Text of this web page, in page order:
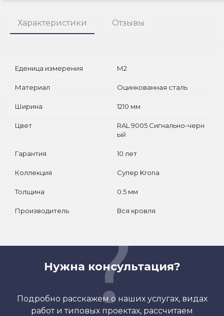
Характеристики Отзывы
Еденица измерения М2
Материал Оцинкованная сталь
Ширина 1210 мм
Цвет
RAL 9005 Сигнально-черн
ый
Гарантия 10 лет
Коллекция Супер Krona
Толщина 0.5 мм
Производитель Вся кровля
Нужна консультация?
Подробно расскажем о наших услугах, видах
работ и типовых проектах, рассчитаем